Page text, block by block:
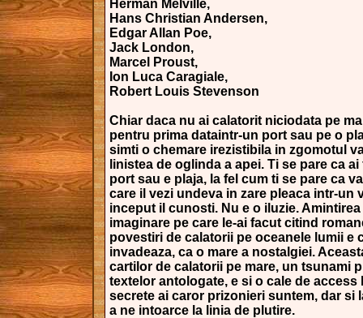
Herman Melville,
Hans Christian Andersen,
Edgar Allan Poe,
Jack London,
Marcel Proust,
Ion Luca Caragiale,
Robert Louis Stevenson
Chiar daca nu ai calatorit niciodata pe
pentru prima dataintr-un port sau pe o
simti o chemare irezistibila in zgomotul
linistea de oglinda a apei. Ti se pare ca
port sau e plaja, la fel cum ti se pare ca
care il vezi undeva in zare pleaca intr-un
inceput il cunosti. Nu e o iluzie.
imaginare pe care le-ai facut citind
povestiri de calatorii pe oceanele lumii e
invadeaza, ca o mare a nostalgiei.
cartilor de calatorii pe mare, un tsunami
textelor antologate, e si o cale de access
secrete ai caror prizonieri suntem, dar si
a ne intoarce la linia de plutire.